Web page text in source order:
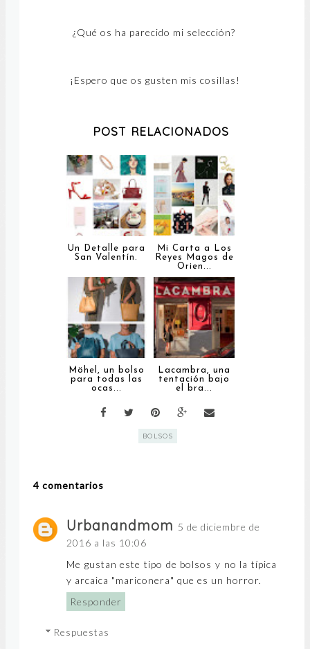
¿Qué os ha parecido mi selección?
¡Espero que os gusten mis cosillas!
POST RELACIONADOS
Un Detalle para
San Valentín.
Mi Carta a Los
Reyes Magos de
Orien...
Möhel, un bolso
para todas las
ocas...
Lacambra, una
tentación bajo
el bra...
BOLSOS
4 comentarios
Urbanandmom 5 de diciembre de
2016 a las 10:06
Me gustan este tipo de bolsos y no la típica
y arcaica "mariconera" que es un horror.
Responder
Respuestas